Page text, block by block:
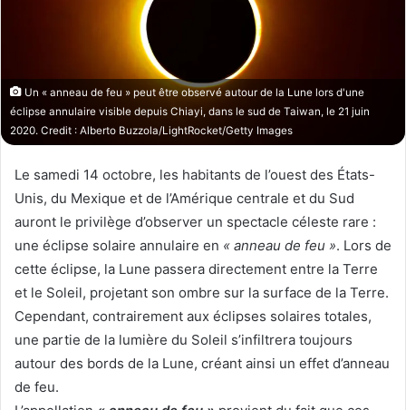
n
o
u
r
l
Un « anneau de feu » peut être observé autour de la Lune lors d'une
éclipse annulaire visible depuis Chiayi, dans le sud de Taiwan, le 21 juin
2020. Credit : Alberto Buzzola/LightRocket/Getty Images
Le samedi 14 octobre, les habitants de l’ouest des États-
Unis, du Mexique et de l’Amérique centrale et du Sud
auront le privilège d’observer un spectacle céleste rare :
une éclipse solaire annulaire en « anneau de feu ». Lors de
cette éclipse, la Lune passera directement entre la Terre
et le Soleil, projetant son ombre sur la surface de la Terre.
Cependant, contrairement aux éclipses solaires totales,
une partie de la lumière du Soleil s’infiltrera toujours
autour des bords de la Lune, créant ainsi un effet d’anneau
de feu.